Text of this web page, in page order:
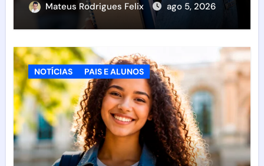
Mateus Rodrigues Felix ago 5, 2026
NOTÍCIAS PAIS E ALUNOS